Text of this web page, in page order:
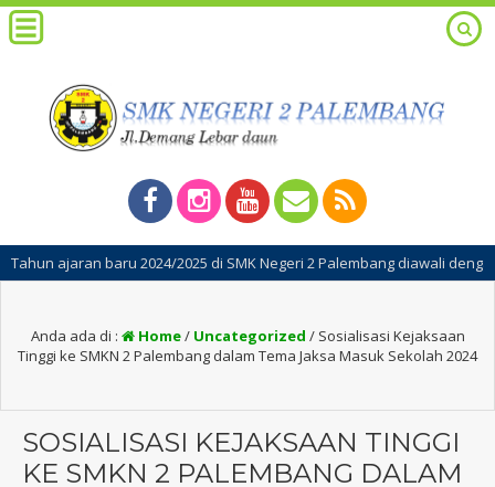
baru 2024/2025 di SMK Negeri 2 Palembang diawali dengan
Anda ada di : Home/ Uncategorized / Sosialisasi Kejaksaan
Tinggi ke SMKN 2 Palembang dalam Tema Jaksa Masuk Sekolah 2024
SOSIALISASI KEJAKSAAN TINGGI
KE SMKN 2 PALEMBANG DALAM